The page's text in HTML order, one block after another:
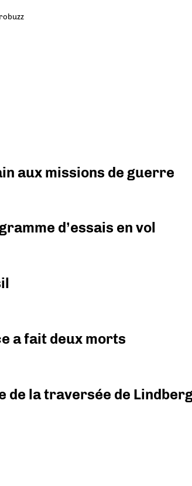
aux missions de guerre
d’essais en vol
a fait deux morts
de la traversée de